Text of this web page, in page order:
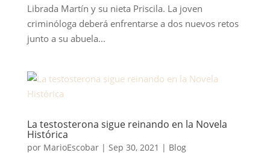
Librada Martín y su nieta Priscila. La joven
criminóloga deberá enfrentarse a dos nuevos retos
junto a su abuela...
La testosterona sigue reinando en la Novela
Histórica
por MarioEscobar| Sep 30, 2021 | Blog